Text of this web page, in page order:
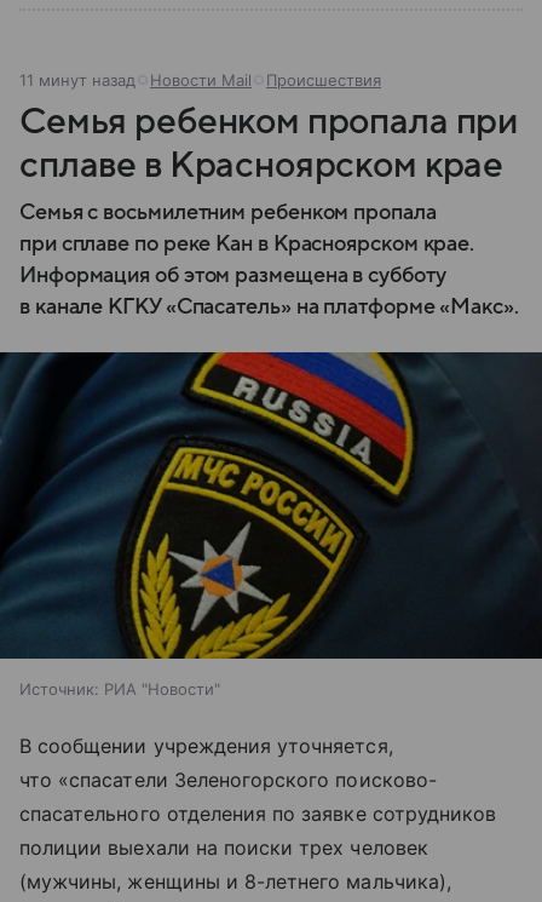
11 минут назад Новости Mail Происшествия
Семья ребенком пропала при
сплаве в Красноярском крае
Семья с восьмилетним ребенком пропала
при сплаве по реке Кан в Красноярском крае.
Информация об этом размещена в субботу
в канале КГКУ «Спасатель» на платформе «Макс».
Источник: РИА "Новости"
В сообщении учреждения уточняется,
что «спасатели Зеленогорского поисково-
спасательного отделения по заявке сотрудников
полиции выехали на поиски трех человек
(мужчины, женщины и 8-летнего мальчика),